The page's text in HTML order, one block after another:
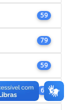
59
79
59
66